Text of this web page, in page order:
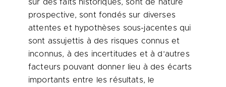
sur des faits historiques, sont de nature
prospective, sont fondés sur diverses
attentes et hypothèses sous-jacentes qui
sont assujettis à des risques connus et
inconnus, à des incertitudes et à d’autres
facteurs pouvant donner lieu à des écarts
importants entre les résultats, le